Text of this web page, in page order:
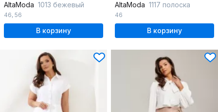
AltaModa 1013 бежевый
46, 56
В корзину
AltaModa 1117 полоска
46
В корзину